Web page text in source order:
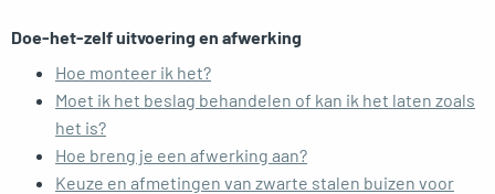
Doe-het-zelf uitvoering en afwerking
Hoe monteer ik het?
Moet ik het beslag behandelen of kan ik het laten zoals
het is?
Hoe breng je een afwerking aan?
Keuze en afmetingen van zwarte stalen buizen voor